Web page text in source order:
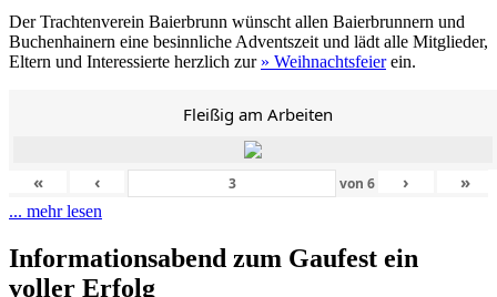
Der Trachtenverein Baierbrunn wünscht allen Baierbrunnern und
Buchenhainern eine besinnliche Adventszeit und lädt alle Mitglieder,
Eltern und Interessierte herzlich zur » Weihnachtsfeierein.
Fleißig am Arbeiten
« ‹ von6 › »
... mehr lesen
Informationsabend zum Gaufest ein
voller Erfolg